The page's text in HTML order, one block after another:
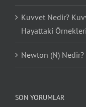
Kuvvet Nedir?
Hayattaki Örnekleri
Newton (N) Nedir?
SON YORUMLAR